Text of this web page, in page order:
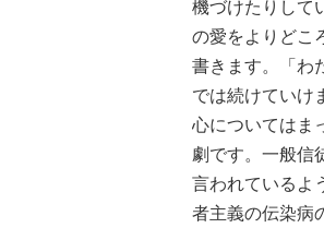
機づけたりして
の愛をよりどこ
書きます。「わ
では続けていけ
心についてはま
劇です。一般信
言われているよ
者主義の伝染病